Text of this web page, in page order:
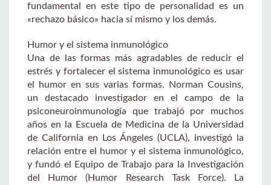
fundamental en este tipo de personalidad es un
«rechazo básico» hacia sí mismo y los demás.
Humor y el sistema inmunológico
Una de las formas más agradables de reducir el
estrés y fortalecer el sistema inmunológico es usar
el humor en sus varias formas. Norman Cousins,
un destacado investigador en el campo de la
psiconeuroinmunología que trabajó por muchos
años en la Escuela de Medicina de la Universidad
de California en Los Ángeles (UCLA), investigó la
relación entre el humor y el sistema inmunológico,
y fundó el Equipo de Trabajo para la Investigación
del Humor (Humor Research Task Force). La